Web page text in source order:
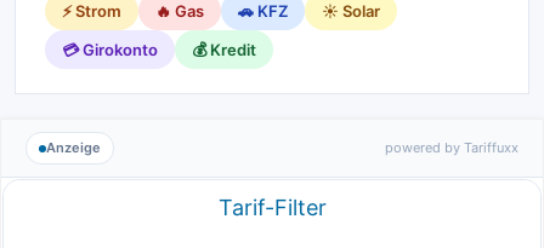
⚡ Strom 🔥 Gas 🚗 KFZ
☀️ Solar
💳 Girokonto
💰 Kredit
Anzeige powered by Tariffuxx